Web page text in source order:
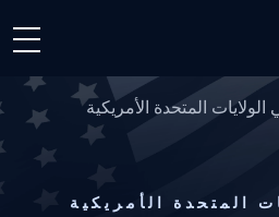
المتحدة الأمريكية
المتحدة الأمريكية